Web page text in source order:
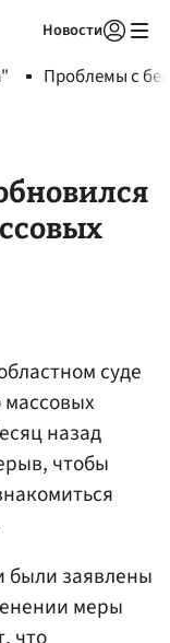
Новости
Проблемы с
суде
массовых
назад
чтобы
были заявлены
меры